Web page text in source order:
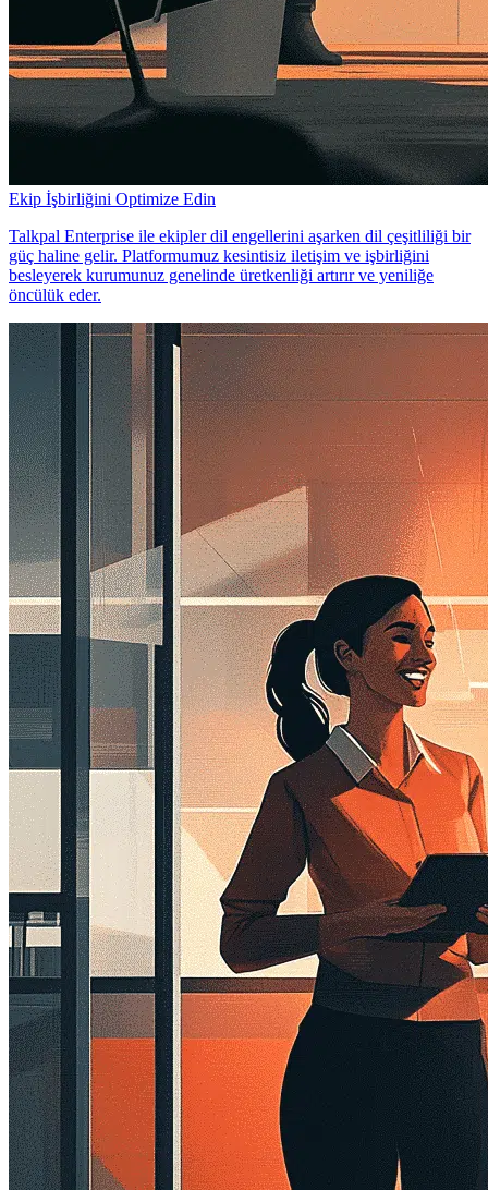
Ekip İşbirliğini Optimize Edin
Talkpal Enterprise ile ekipler dil engellerini aşarken dil çeşitliliği bir
güç haline gelir. Platformumuz kesintisiz iletişim ve işbirliğini
besleyerek kurumunuz genelinde üretkenliği artırır ve yeniliğe
öncülük eder.